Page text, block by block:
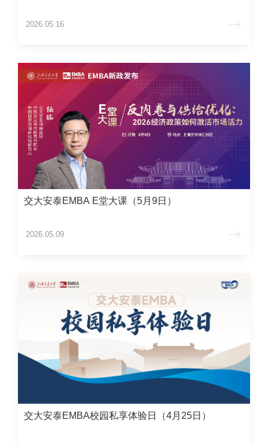
2026.05.16
交大安泰EMBA E堂大课（5月9日）
2026.05.09
交大安泰EMBA校园私享体验日（4月25日）